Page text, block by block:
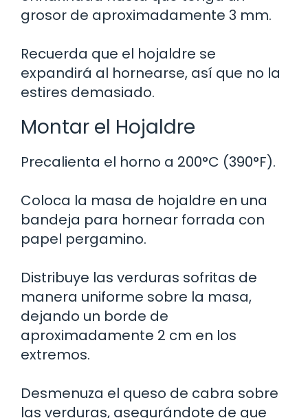
grosor de aproximadamente 3 mm.
Recuerda que el hojaldre se
expandirá al hornearse, así que no la
estires demasiado.
Montar el Hojaldre
Precalienta el horno a 200°C (390°F).
Coloca la masa de hojaldre en una
bandeja para hornear forrada con
papel pergamino.
Distribuye las verduras sofritas de
manera uniforme sobre la masa,
dejando un borde de
aproximadamente 2 cm en los
extremos.
Desmenuza el queso de cabra sobre
las verduras, asegurándote de que